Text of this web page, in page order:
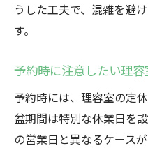
うした工夫で、混雑を避
す。
予約時に注意したい理
予約時には、理容室の定
盆期間は特別な休業日を
の営業日と異なるケース